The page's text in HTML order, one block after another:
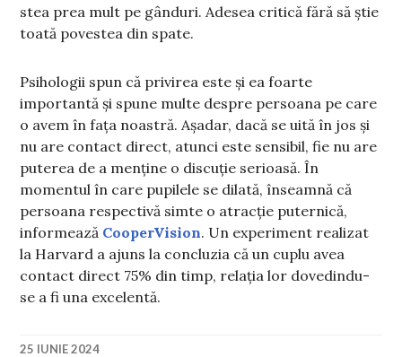
stea prea mult pe gânduri. Adesea critică fără să știe
toată povestea din spate.
Psihologii spun că privirea este și ea foarte
importantă și spune multe despre persoana pe care
o avem în fața noastră. Așadar, dacă se uită în jos și
nu are contact direct, atunci este sensibil, fie nu are
puterea de a menține o discuție serioasă. În
momentul în care pupilele se dilată, înseamnă că
persoana respectivă simte o atracție puternică,
informează CooperVision. Un experiment realizat
la Harvard a ajuns la concluzia că un cuplu avea
contact direct 75% din timp, relația lor dovedindu-
se a fi una excelentă.
25 IUNIE 2024